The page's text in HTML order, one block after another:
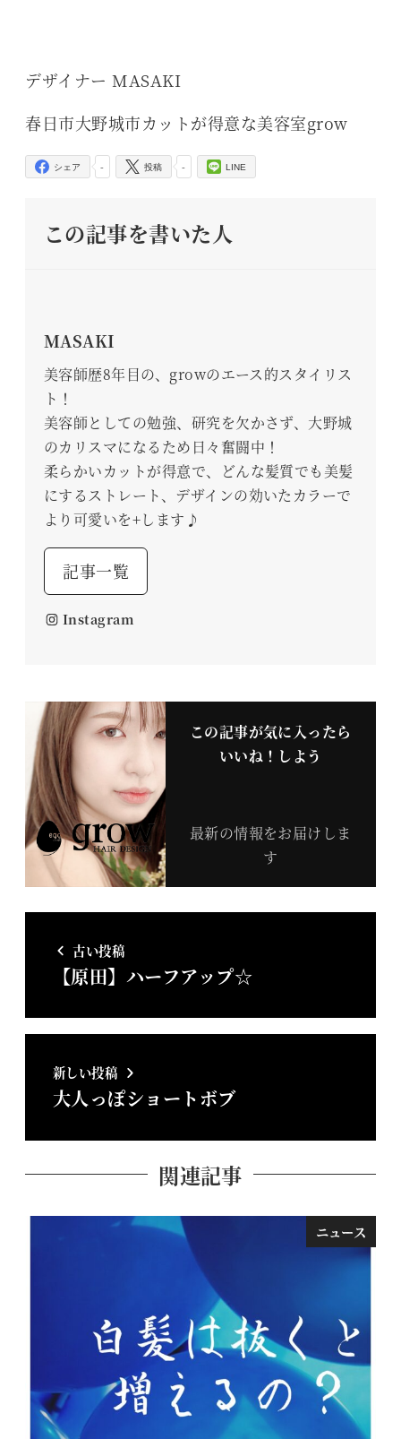
デザイナー MASAKI
春日市大野城市カットが得意な美容室grow
-
シェア -
投稿 LINE
この記事を書いた人
MASAKI
美容師歴8年目の、growのエース的スタイリス
ト！
美容師としての勉強、研究を欠かさず、大野城
のカリスマになるため日々奮闘中！
柔らかいカットが得意で、どんな髪質でも美髪
にするストレート、デザインの効いたカラーで
より可愛いを+します♪
記事一覧
Instagram
この記事が気に入ったら
いいね！しよう
最新の情報をお届けしま
す
古い投稿
【原田】ハーフアップ☆
新しい投稿
大人っぽショートボブ
関連記事
ニュース